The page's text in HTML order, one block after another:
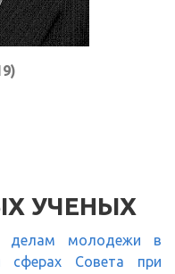
УЧЕНЫХ
делам молодежи в
сферах Совета при